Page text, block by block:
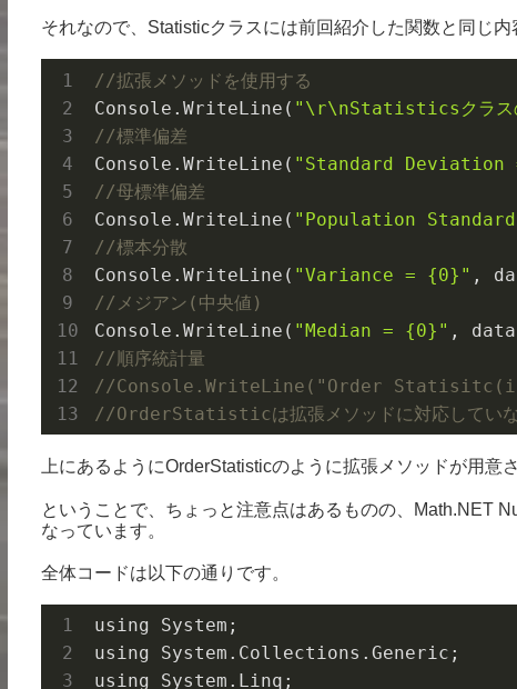
それなので、Statisticクラスには前回紹介した関数と同じ内
//拡張メソッドを使用する
Console. WriteLine( "\r\nStatisticsクラスの
//標準偏差
Console. WriteLine( "Standard
//母標準偏差
Console. WriteLine( "Population
//標本分散
Console. WriteLine( "Variance = {0}" ,
//メジアン(中央値)
Console. WriteLine( "Median = {0}" , data
//順序統計量
//Console.WriteLine("Order
//OrderStatisticは拡張メソッドに対応していな
上にあるようにOrderStatisticのように拡張メソッドが用意
ということで、ちょっと注意点はあるものの、Math.NET
なっています。
全体コードは以下の通りです。
using System;
using System.Collections.Generic;
using System.Linq;